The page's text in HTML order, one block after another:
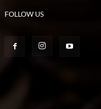
FOLLOW US